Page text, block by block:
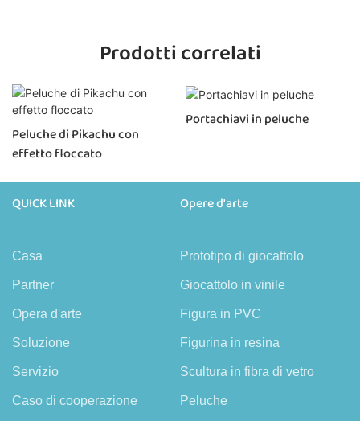
Prodotti correlati
Peluche di Pikachu con
effetto floccato
Portachiavi in ​​peluche
QUICK LINK
Casa
Partner
Opera d'arte
Soluzione
Servizio
Caso di cooperazione
Opere d'arte
Prototipo di giocattolo
Giocattolo in vinile
Figura in PVC
Figurina in resina
Scultura in fibra di vetro
Peluche